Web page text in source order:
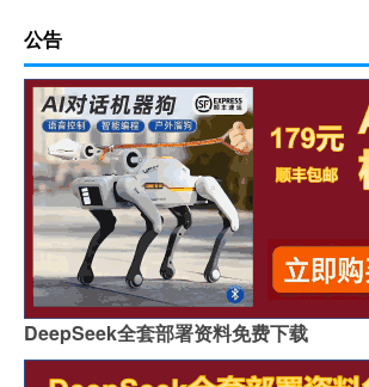
公告
DeepSeek全套部署资料免费下载